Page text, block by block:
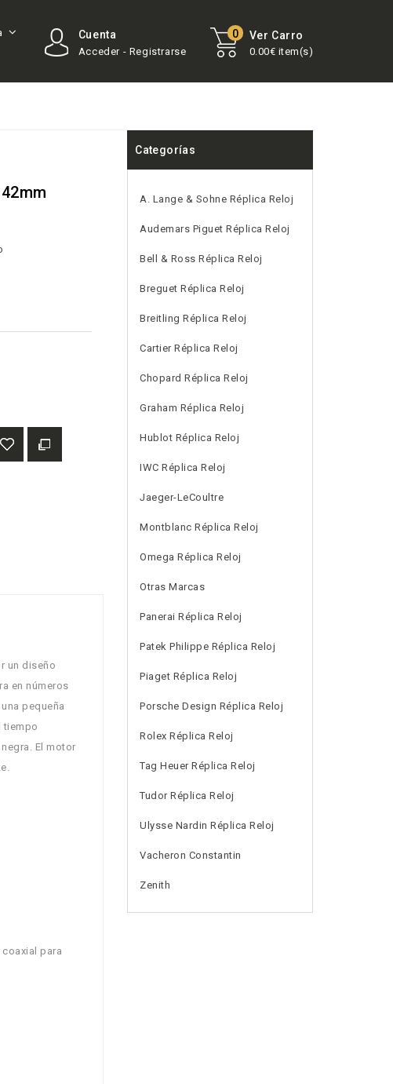
Ver Carro
0.00€ item(s)
0
Cuenta
Acceder - Registrarse
un diseño
en números
pequeña
tiempo
El motor
para
Categorías
A. Lange & Sohne Réplica Reloj
Audemars Piguet Réplica Reloj
Bell & Ross Réplica Reloj
Breguet Réplica Reloj
Breitling Réplica Reloj
Cartier Réplica Reloj
Chopard Réplica Reloj
Graham Réplica Reloj
Hublot Réplica Reloj
IWC Réplica Reloj
Jaeger-LeCoultre
Montblanc Réplica Reloj
Omega Réplica Reloj
Otras Marcas
Panerai Réplica Reloj
Patek Philippe Réplica Reloj
Piaget Réplica Reloj
Porsche Design Réplica Reloj
Rolex Réplica Reloj
Tag Heuer Réplica Reloj
Tudor Réplica Reloj
Ulysse Nardin Réplica Reloj
Vacheron Constantin
Zenith